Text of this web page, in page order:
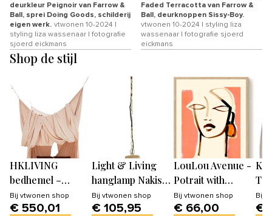
deurkleur Peignoir van Farrow &
Ball, sprei Doing Goods, schilderij
eigen werk. vtwonen 10-2024 |
styling liza wassenaar | fotografie
sjoerd eickmans
Faded Terracotta van Farrow &
Ball, deurknoppen Sissy-Boy.
vtwonen 10-2024 | styling liza
wassenaar | fotografie sjoerd
eickmans
Shop de stijl
HKLIVING
bedhemel –
sunset – roze
Bij vtwonen shop
€ 550,01
Light & Living
hanglamp Nakisha
- bruin - Ø40cm
Bij vtwonen shop
€ 105,95
LouLou Avenue -
Potrait with
Earring - PSTR
studio Kunst
Bij vtwonen shop
€ 66,00
Bij
€